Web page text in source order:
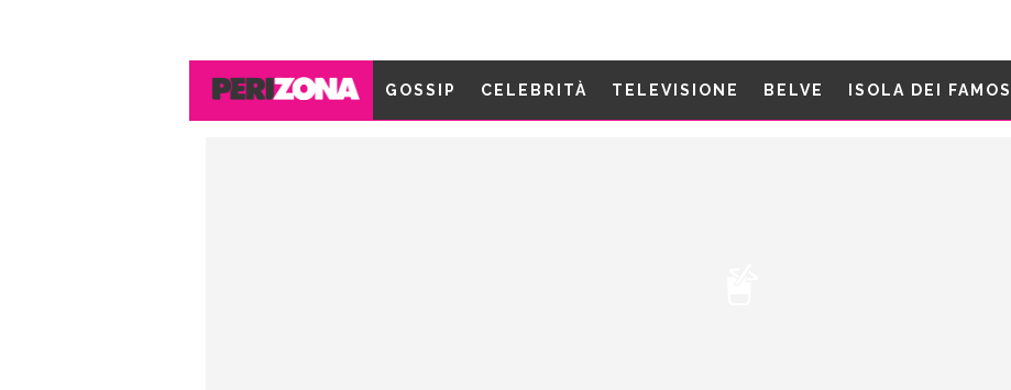
GOSSIP CELEBRITÀ TELEVISIONE BELVE ISOLA DEI FAMOSI